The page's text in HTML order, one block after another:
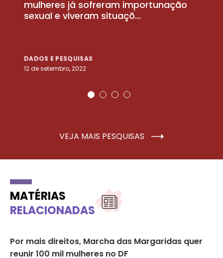
mulheres já sofreram importunação
sexual e viveram situaçõ...
DADOS E PESQUISAS
12 de setembro, 2022
VEJA MAIS PESQUISAS
MATÉRIAS
RELACIONADAS
Por mais direitos, Marcha das Margaridas quer
reunir 100 mil mulheres no DF